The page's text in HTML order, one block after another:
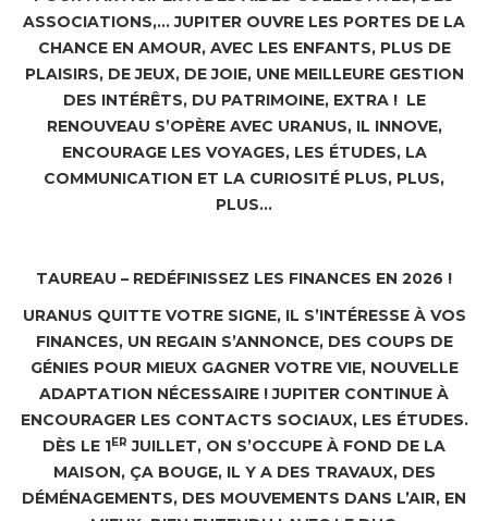
ASSOCIATIONS,… JUPITER OUVRE LES PORTES DE LA
CHANCE EN AMOUR, AVEC LES ENFANTS, PLUS DE
PLAISIRS, DE JEUX, DE JOIE, UNE MEILLEURE GESTION
DES INTÉRÊTS, DU PATRIMOINE, EXTRA ! LE
RENOUVEAU S’OPÈRE AVEC URANUS, IL INNOVE,
ENCOURAGE LES VOYAGES, LES ÉTUDES, LA
COMMUNICATION ET LA CURIOSITÉ PLUS, PLUS,
PLUS…
TAUREAU – REDÉFINISSEZ LES FINANCES EN 2026 !
URANUS QUITTE VOTRE SIGNE, IL S’INTÉRESSE À VOS
FINANCES, UN REGAIN S’ANNONCE, DES COUPS DE
GÉNIES POUR MIEUX GAGNER VOTRE VIE, NOUVELLE
ADAPTATION NÉCESSAIRE ! JUPITER CONTINUE À
ENCOURAGER LES CONTACTS SOCIAUX, LES ÉTUDES.
DÈS LE 1ER JUILLET, ON S’OCCUPE À FOND DE LA
MAISON, ÇA BOUGE, IL Y A DES TRAVAUX, DES
DÉMÉNAGEMENTS, DES MOUVEMENTS DANS L’AIR, EN